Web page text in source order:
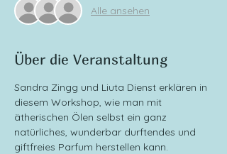
Alle ansehen
Über die Veranstaltung
Sandra Zingg und Liuta Dienst erklären in
diesem Workshop, wie man mit
ätherischen Ölen selbst ein ganz
natürliches, wunderbar durftendes und
giftfreies Parfum herstellen kann.